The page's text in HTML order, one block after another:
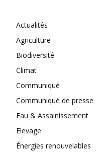
Actualités
Agriculture
Biodiversité
Climat
Communiqué
Communiqué de presse
Eau & Assainissement
Elevage
Énergies renouvelables